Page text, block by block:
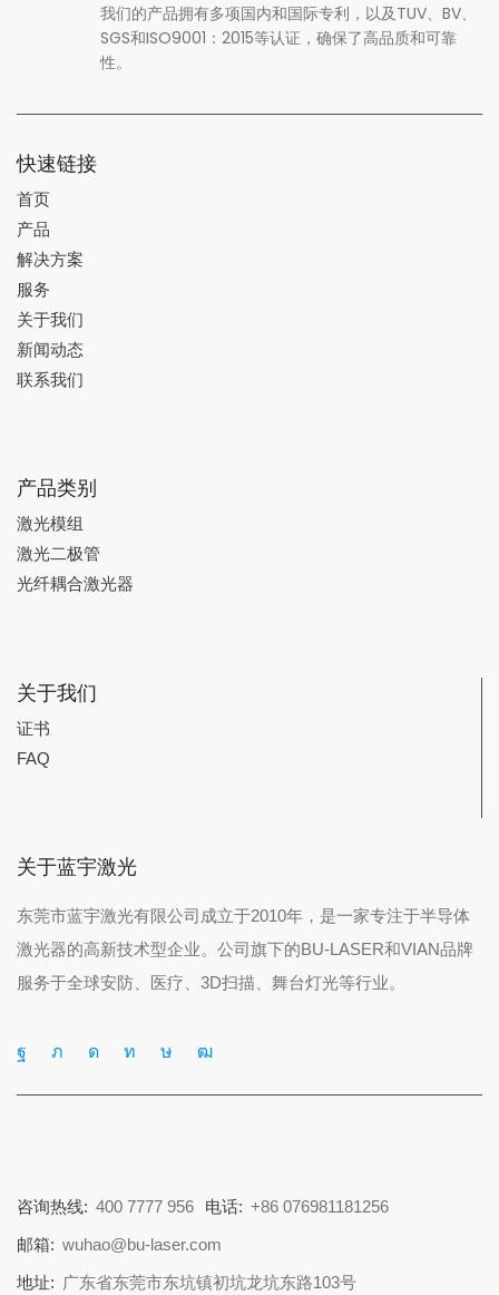
我们的产品拥有多项国内和国际专利，以及TUV、BV、
SGS和ISO9001：2015等认证，确保了高品质和可靠
性。
快速链接
首页
产品
解决方案
服务
关于我们
新闻动态
联系我们
产品类别
激光模组
激光二极管
光纤耦合激光器
关于我们
证书
FAQ
关于蓝宇激光
东莞市蓝宇激光有限公司成立于2010年，是一家专注于半导体
激光器的高新技术型企业。公司旗下的BU-LASER和VIAN品牌
服务于全球安防、医疗、3D扫描、舞台灯光等行业。
咨询热线: 400 7777 956 电话: +86 076981181256
邮箱: wuhao@bu-laser.com
地址: 广东省东莞市东坑镇初坑龙坑东路103号